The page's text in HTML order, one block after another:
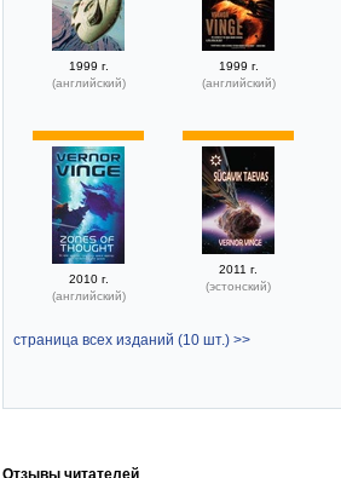
1999 г.
(английский)
1999 г.
(английский)
2010 г.
(английский)
2011 г.
(эстонский)
страница всех изданий (10 шт.) >>
Отзывы читателей